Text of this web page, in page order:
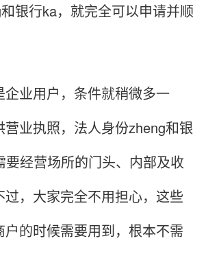
银行ka，就完全可以申请并顺
业用户，条件就稍微多一
营业执照，法人身份zheng和银
要经营场所的门头、内部及收
，大家完全不用担心，这些
户的时候需要用到，根本不需